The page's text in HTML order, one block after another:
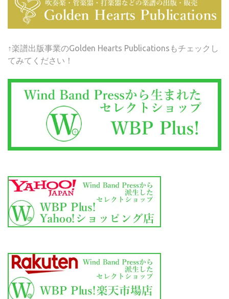
↑楽譜出版事業のGolden Hearts Publicationsもチェックし
てみてください！